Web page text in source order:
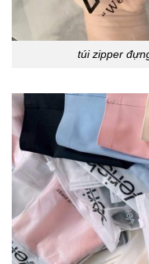
túi zipper